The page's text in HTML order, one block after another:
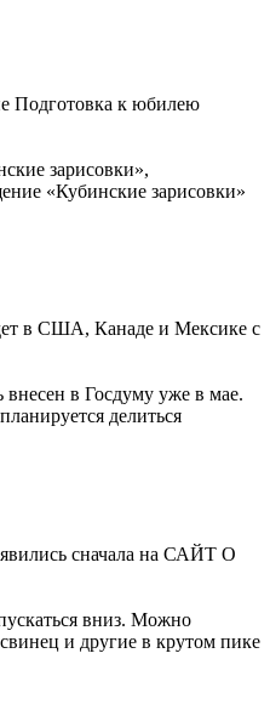
Подготовка к юбилею
зарисовки»,
«Кубинские зарисовки»
в США, Канаде и Мексике с
в Госдуму уже в мае.
делиться
сначала на САЙТ О
вниз. Можно
и другие в крутом пике